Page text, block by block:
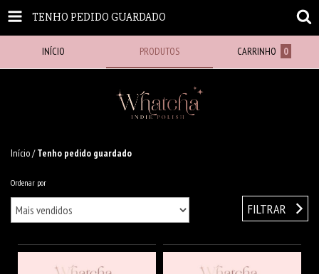
TENHO PEDIDO GUARDADO
INÍCIO PRODUTOS CARRINHO 0
Início/ Tenho pedido guardado
Ordenar por
FILTRAR